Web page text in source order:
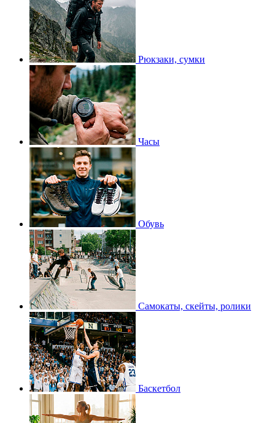
Рюкзаки, сумки
Часы
Обувь
Самокаты, скейты, ролики
Баскетбол